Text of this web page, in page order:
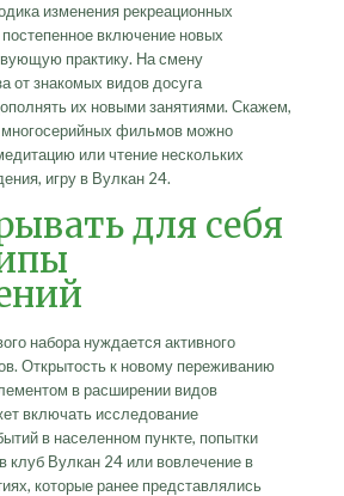
изменения рекреационных
включение новых
практику. На смену
от знакомых видов досуга
их новыми занятиями. Скажем,
многосерийных фильмов можно
или чтение нескольких
игру в Вулкан 24.
для себя
набора нуждается активного
Открытость к новому переживанию
в расширении видов
включать исследование
в населенном пункте, попытки
клуб Вулкан 24 или вовлечение в
которые ранее представлялись